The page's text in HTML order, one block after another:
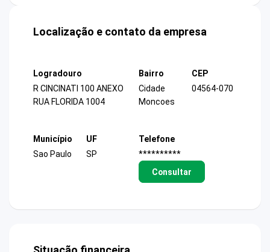
Localização e contato da empresa
Logradouro
R CINCINATI 100 ANEXO
RUA FLORIDA 1004
Bairro
Cidade
Moncoes
CEP
04564-070
Município
Sao Paulo
UF
SP
Telefone
**********
Consultar